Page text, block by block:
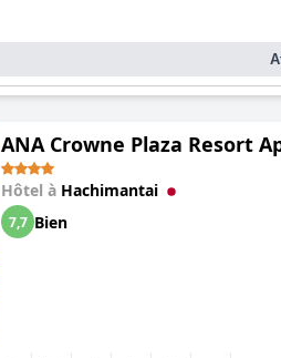
ANA Crowne Plaza Resort
Hôtel à Hachimantai
7,7 Bien